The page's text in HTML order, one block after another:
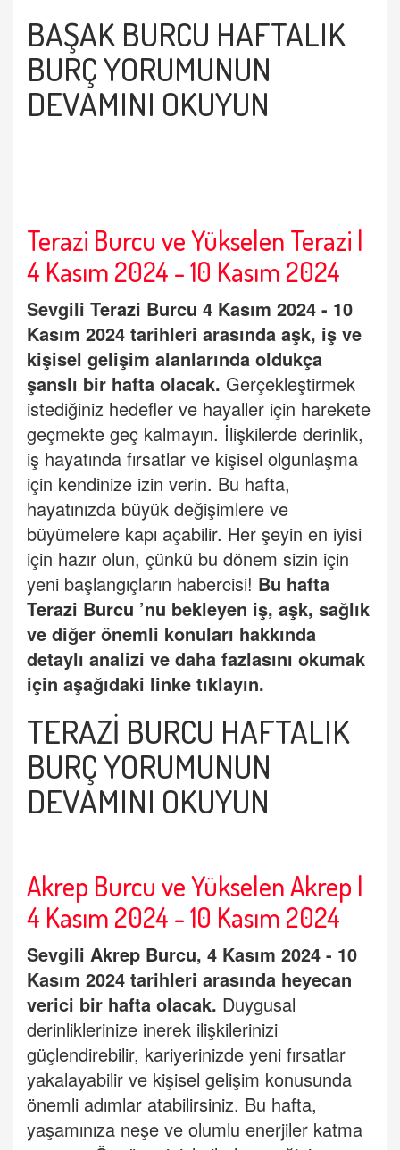
BAŞAK BURCU HAFTALIK
BURÇYORUMUNUN
DEVAMINI OKUYUN
Terazi Burcu ve Yükselen Terazi |
4 Kasım 2024 - 10 Kasım 2024
Sevgili Terazi Burcu 4 Kasım 2024 - 10
Kasım 2024 tarihleri arasında aşk, iş ve
kişisel gelişim alanlarında oldukça
şanslı bir hafta olacak. Gerçekleştirmek
istediğiniz hedefler ve hayaller için harekete
geçmekte geç kalmayın. İlişkilerde derinlik,
iş hayatında fırsatlar ve kişisel olgunlaşma
için kendinize izin verin. Bu hafta,
hayatınızda büyük değişimlere ve
büyümelere kapı açabilir. Her şeyin en iyisi
için hazır olun, çünkü bu dönem sizin için
yeni başlangıçların habercisi! Bu hafta
Terazi Burcu ’nu bekleyen iş, aşk, sağlık
ve diğer önemli konuları hakkında
detaylı analizi ve daha fazlasını okumak
için aşağıdaki linke tıklayın.
TERAZİ BURCU HAFTALIK
BURÇYORUMUNUN
DEVAMINI OKUYUN
Akrep Burcu ve Yükselen Akrep |
4 Kasım 2024 - 10 Kasım 2024
Sevgili Akrep Burcu, 4 Kasım 2024 - 10
Kasım 2024 tarihleri arasında heyecan
verici bir hafta olacak. Duygusal
derinliklerinize inerek ilişkilerinizi
güçlendirebilir, kariyerinizde yeni fırsatlar
yakalayabilir ve kişisel gelişim konusunda
önemli adımlar atabilirsiniz. Bu hafta,
yaşamınıza neşe ve olumlu enerjiler katma